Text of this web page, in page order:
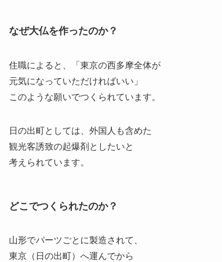
なぜ大仏を作ったのか？
住職によると、「東京の西多摩全体が
元気になっていただければいい」
このような願いでつくられています。
日の出町としては、外国人も含めた
観光客誘致の起爆剤としたいと
考えられています。
どこでつくられたのか？
山形でパーツごとに製造されて、
東京（日の出町）へ運んでから